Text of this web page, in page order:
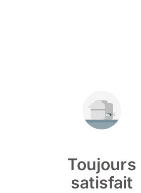
Toujours
satisfait